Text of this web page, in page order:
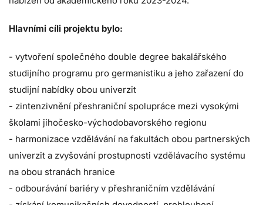
Hlavními cíli projektu bylo:
- vytvoření společného double degree bakalářského
studijního programu pro germanistiku a jeho zařazení do
studijní nabídky obou univerzit
- zintenzivnění přeshraniční spolupráce mezi vysokými
školami jihočesko-východobavorského regionu
- harmonizace vzdělávání na fakultách obou partnerských
univerzit a zvyšování prostupnosti vzdělávacího systému
na obou stranách hranice
- odbourávání bariéry v přeshraničním vzdělávání